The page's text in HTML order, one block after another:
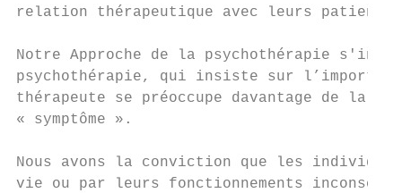
relation thérapeutique avec leurs patients.
Notre Approche de la psychothérapie
psychothérapie, qui insiste sur
thérapeute se préoccupe davantage de la
« symptôme ».
Nous avons la conviction que les
vie ou par leurs fonctionnements